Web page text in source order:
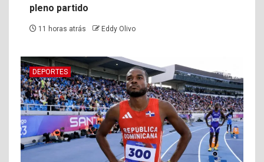
pleno partido
11 horas atrás Eddy Olivo
DEPORTES